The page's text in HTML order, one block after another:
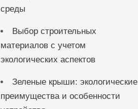
среды
Выбор строительных
материалов с учетом
экологических аспектов
Зеленые крыши: экологические
преимущества и особенности